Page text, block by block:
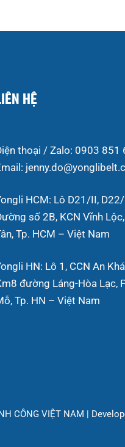
HỆ
thoại / Zalo: 0903 851
HCM: Lô D21/II,
số 2B, KCN Vĩnh Lộc,
Tp. HCM – Việt Nam
HN: Lô 1, CCN An
đường Láng-Hòa Lạc,
Tp. HN – Việt Nam
CÔNG VIỆT NAM |